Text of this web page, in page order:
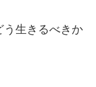
う生きるべきか